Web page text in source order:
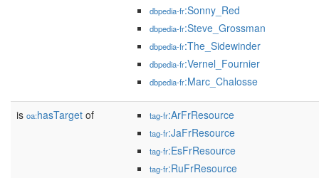
dbpedia-fr:Sonny_Red
dbpedia-fr:Steve_Grossman
dbpedia-fr:The_Sidewinder
dbpedia-fr:Vernel_Fournier
dbpedia-fr:Marc_Chalosse
is oa:hasTarget of tag-fr:ArFrResource
tag-fr:JaFrResource
tag-fr:EsFrResource
tag-fr:RuFrResource